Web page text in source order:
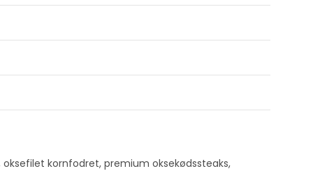
oksefilet kornfodret, premium oksekødssteaks,